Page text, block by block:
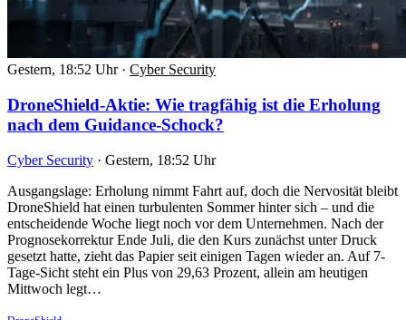
Gestern, 18:52 Uhr · Cyber Security
DroneShield-Aktie: Wie tragfähig ist die Erholung
nach dem Guidance-Schock?
Cyber Security · Gestern, 18:52 Uhr
Ausgangslage: Erholung nimmt Fahrt auf, doch die Nervosität bleibt
DroneShield hat einen turbulenten Sommer hinter sich – und die
entscheidende Woche liegt noch vor dem Unternehmen. Nach der
Prognosekorrektur Ende Juli, die den Kurs zunächst unter Druck
gesetzt hatte, zieht das Papier seit einigen Tagen wieder an. Auf 7-
Tage-Sicht steht ein Plus von 29,63 Prozent, allein am heutigen
Mittwoch legt…